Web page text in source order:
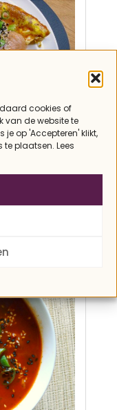
cookies of
van de website te
je op 'Accepteren' klikt,
plaatsen. Lees
EN